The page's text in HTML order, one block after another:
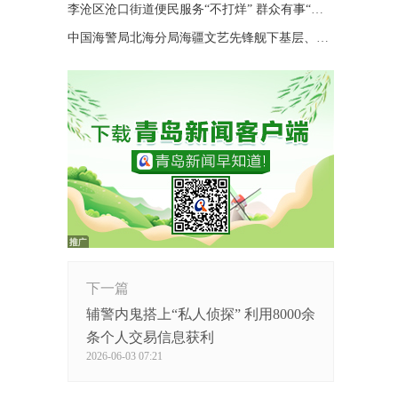
李沧区沧口街道便民服务“不打烊” 群众有事“随时办”
中国海警局北海分局海疆文艺先锋舰下基层、进码头、上海岛巡演
下一篇
辅警内鬼搭上“私人侦探” 利用8000余
条个人交易信息获利
2026-06-03 07:21